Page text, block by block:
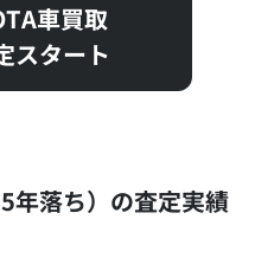
車買取
スタート
年落ち）の査定実績